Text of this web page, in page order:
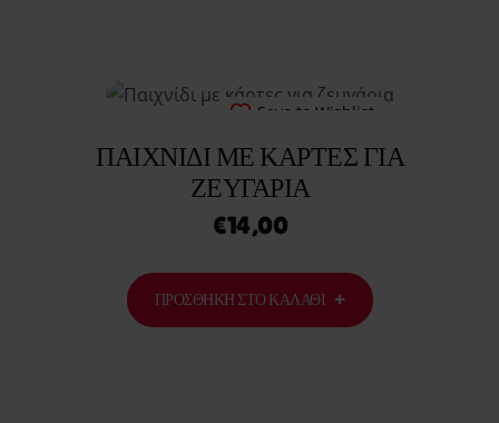
Save to Wishlist
ΠΑΙΧΝΊΔΙ ΜΕ ΚΆΡΤΕΣ ΓΙΑ
ΖΕΥΓΆΡΙΑ
€14,00
ΠΡΟΣΘΉΚΗ ΣΤΟ ΚΑΛΆΘΙ